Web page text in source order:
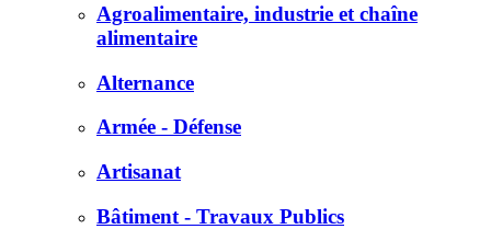
Agroalimentaire, industrie et chaîne
alimentaire
Alternance
Armée - Défense
Artisanat
Bâtiment - Travaux Publics